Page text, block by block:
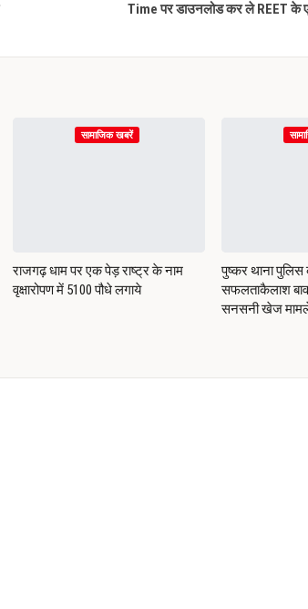
Time पर डाउनलोड कर ले REET के
सामाजिक खबरें
राजगढ़ धाम पर एक पेड़ राष्ट्र के नाम
वृक्षारोपण में 5100 पौधे लगाये
पुष्कर थाना पुलिस
सफलताकैलाश
सनसनी खेज